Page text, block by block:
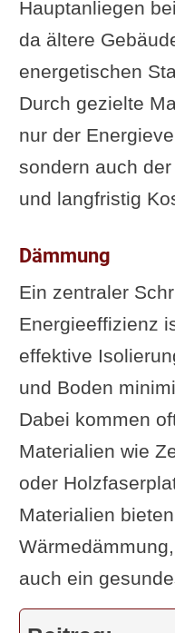
Hauptanliegen
da ältere
energetischen
Durch gezielte
nur der
sondern auch
und langfristig
Dämmung
Ein zentraler
Energieeffizienz
effektive
und Boden
Dabei kommen
Materialien wie
oder
Materialien
auch ein